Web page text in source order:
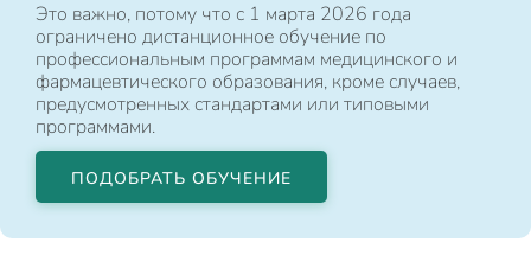
Это важно, потому что с 1 марта 2026 года
ограничено дистанционное обучение по
профессиональным программам медицинского и
фармацевтического образования, кроме случаев,
предусмотренных стандартами или типовыми
программами.
ПОДОБРАТЬ ОБУЧЕНИЕ